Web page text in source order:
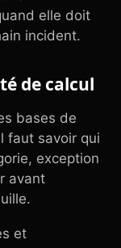
elle doit
incident.
de calcul
bases de
faut savoir qui
exception
avant
et